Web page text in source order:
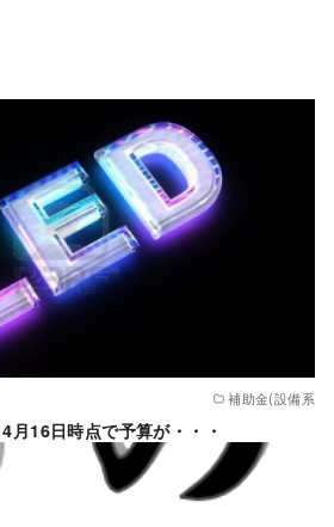
補助金(設備系
月16日時点で予算が・・・